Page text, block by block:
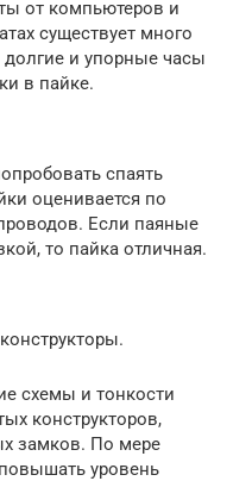
от компьютеров и
существует много
и упорные часы
в пайке.
спаять
оценивается по
Если паяные
то пайка отличная.
схемы и тонкости
конструкторов,
замков. По мере
уровень